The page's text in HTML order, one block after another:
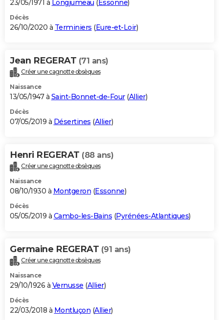
23/05/1971 à Longjumeau ( Essonne)
Décès
26/10/2020 à Terminiers (Eure-et-Loir)
Jean REGERAT (71 ans)
Créer une cagnotte obsèques
Naissance
13/05/1947 à Saint-Bonnet-de-Four(Allier)
Décès
07/05/2019 à Désertines (Allier)
Henri REGERAT (88 ans)
Créer une cagnotte obsèques
Naissance
08/10/1930 à Montgeron (Essonne)
Décès
05/05/2019 à Cambo-les-Bains (Pyrénées-Atlantiques)
Germaine REGERAT (91 ans)
Créer une cagnotte obsèques
Naissance
29/10/1926 à Vernusse (Allier)
Décès
22/03/2018 à Montluçon (Allier)